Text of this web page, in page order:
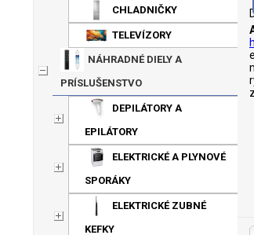
CHLADNIČKY
TELEVÍZORY
NÁHRADNÉ DIELY A
PRÍSLUŠENSTVO
DEPILÁTORY A
EPILÁTORY
ELEKTRICKÉ A PLYNOVÉ
SPORÁKY
ELEKTRICKÉ ZUBNÉ
KEFKY